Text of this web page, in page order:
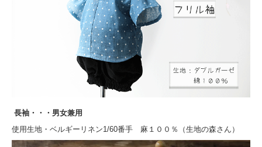
長袖・・・男女兼用
使用生地・ベルギーリネン1/60番手 麻１００％（生地の森さん）